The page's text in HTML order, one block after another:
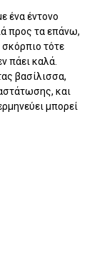
ένα έντονο
προς τα επάνω,
σκόρπιο τότε
πάει καλά.
βασίλισσα,
και
μπορεί